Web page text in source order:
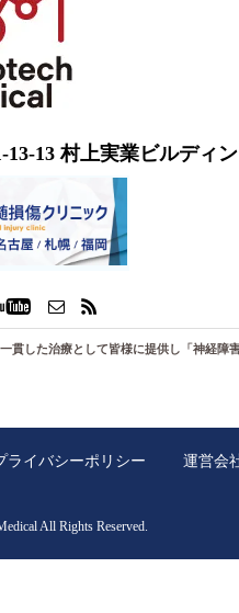
13 村上実業ビルディ
貫した治療として皆様に提供し「神経障
ライバシーポリシー 運営会
All Rights Reserved.